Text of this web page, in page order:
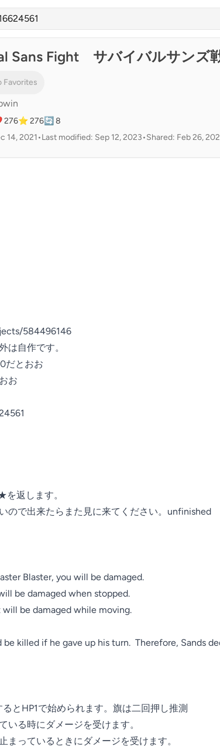
Sans Fight サバイバルサンズ
Favorites
⭐ 276🔄 8
14, 2021•Last modified: Sep 12, 2023•Shared: Feb 26,
584496146
は自作です。
だとおお
お
返します。
ので出来たらまた見に来てください。unfinished
Blaster, you will be damaged.
be damaged when stopped.
be damaged while moving.
be killed if he gave up his turn.  Therefore, Sands
とHP1で始められます。旗は二回押し推測
いる時にダメージを受けます。
まっているときにダメージを受けます。